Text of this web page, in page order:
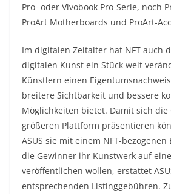
Pro- oder Vivobook Pro-Serie, noch
ProArt Motherboards und ProArt-
Im digitalen Zeitalter hat NFT auch
digitalen Kunst ein Stück weit
Künstlern einen
breitere Sichtbarkeit und bessere
Möglichkeiten bietet. Damit sich
größeren Plattform präsentieren
ASUS sie mit einem NFT-
die Gewinner ihr Kunstwerk auf
veröffentlichen wollen, erstattet
entsprechenden Listinggebühren.